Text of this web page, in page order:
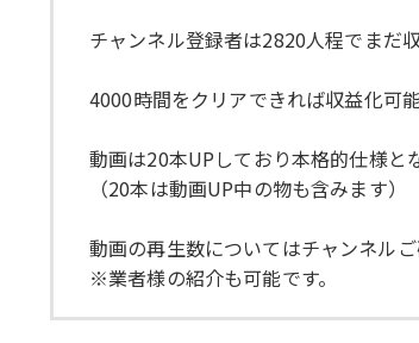
チャンネル登録者は2820人程でまだ
4000時間をクリアできれば収益化可能
動画は20本UPしており本格的仕様と
（20本は動画UP中の物も含みます）
動画の再生数についてはチャンネル
※業者様の紹介も可能です。